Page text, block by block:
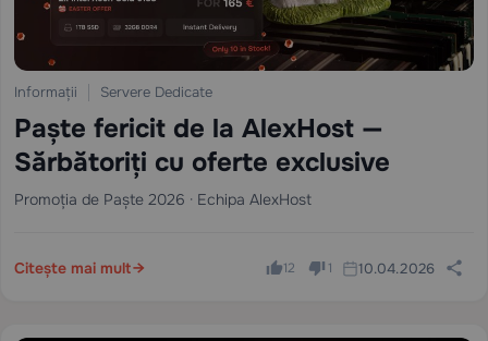
Informații Servere Dedicate
Paște fericit de la AlexHost —
Sărbătoriți cu oferte exclusive
Promoția de Paște 2026 · Echipa AlexHost
Citește mai mult 12 1 10.04.2026